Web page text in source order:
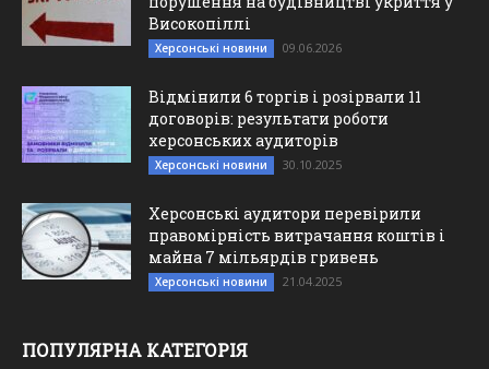
Високопіллі
Херсонські новини 09.06.2026
Відмінили 6 торгів і розірвали 11
договорів: результати роботи
херсонських аудиторів
Херсонські новини 30.10.2025
Херсонські аудитори перевірили
правомірність витрачання коштів і
майна 7 мільярдів гривень
Херсонські новини 21.04.2025
ПОПУЛЯРНА КАТЕГОРІЯ